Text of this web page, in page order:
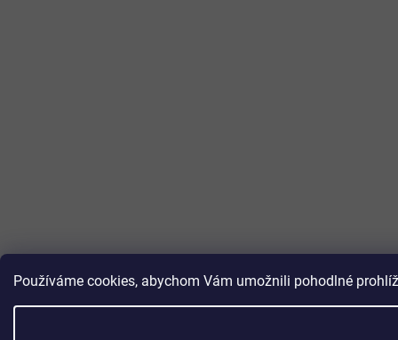
Používáme cookies, abychom Vám umožnili pohodlné